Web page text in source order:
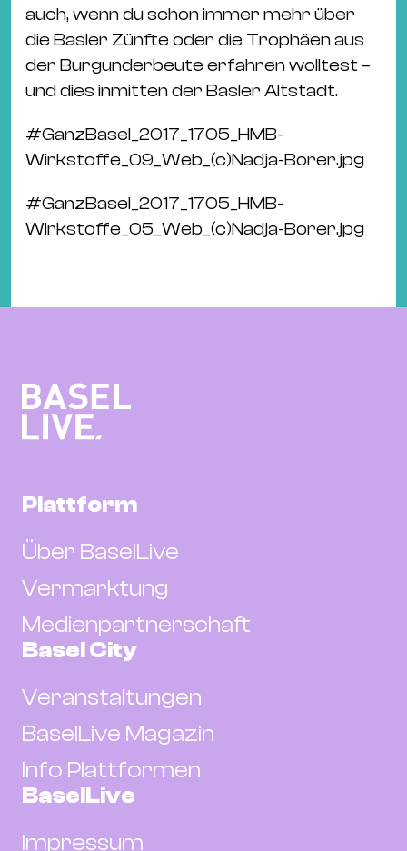
auch, wenn du schon immer mehr über
die Basler Zünfte oder die Trophäen aus
der Burgunderbeute erfahren wolltest –
und dies inmitten der Basler Altstadt.
#GanzBasel_2017_1705_HMB-
Wirkstoffe_09_Web_(c)Nadja-Borer.jpg
#GanzBasel_2017_1705_HMB-
Wirkstoffe_05_Web_(c)Nadja-Borer.jpg
Plattform
Über BaselLive
Vermarktung
Medienpartnerschaft
Basel City
Veranstaltungen
BaselLive Magazin
Info Plattformen
BaselLive
Impressum